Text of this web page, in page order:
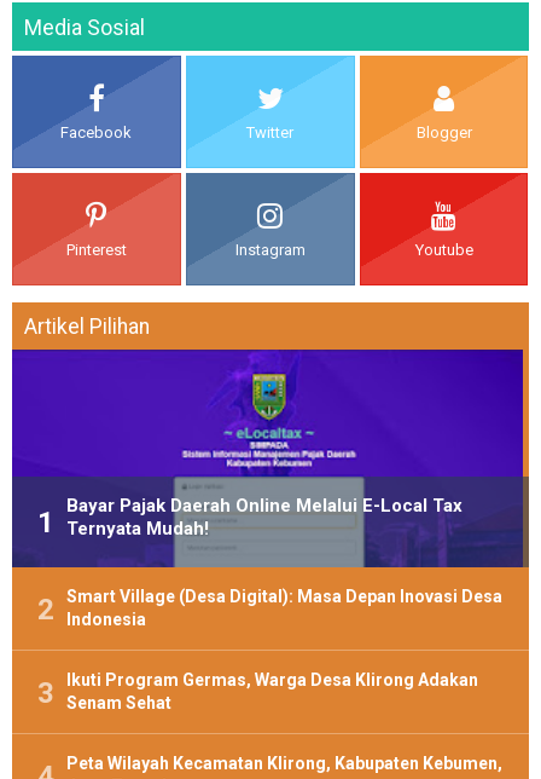
Media Sosial
Facebook Twitter Blogger
Pinterest Instagram Youtube
Artikel Pilihan
Bayar Pajak Daerah Online Melalui E-Local Tax
Ternyata Mudah!
Smart Village (Desa Digital): Masa Depan Inovasi Desa
Indonesia
Ikuti Program Germas, Warga Desa Klirong Adakan
Senam Sehat
Peta Wilayah Kecamatan Klirong, Kabupaten Kebumen,